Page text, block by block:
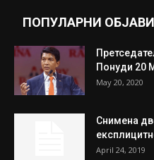
ПОПУЛАРНИ ОБЈАВИ
Понуди 20
May 20, 2020
Снимена
April 24, 2019